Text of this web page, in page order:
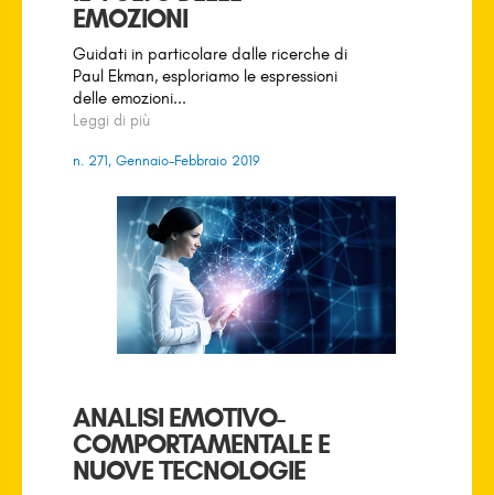
EMOZIONI
Guidati in particolare dalle ricerche di
Paul Ekman, esploriamo le espressioni
delle emozioni...
Leggi di più
n. 271, Gennaio-Febbraio 2019
ANALISI EMOTIVO-
COMPORTAMENTALE E
NUOVE TECNOLOGIE